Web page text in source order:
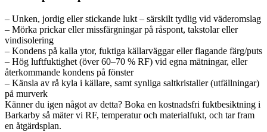
– Unken, jordig eller stickande lukt – särskilt tydlig vid väderomslag
– Mörka prickar eller missfärgningar på råspont, takstolar eller
vindisolering
– Kondens på kalla ytor, fuktiga källarväggar eller flagande färg/puts
– Hög luftfuktighet (över 60–70 % RF) vid egna mätningar, eller
återkommande kondens på fönster
– Känsla av rå kyla i källare, samt synliga saltkristaller (utfällningar)
på murverk
Känner du igen något av detta? Boka en kostnadsfri fuktbesiktning i
Barkarby så mäter vi RF, temperatur och materialfukt, och tar fram
en åtgärdsplan.